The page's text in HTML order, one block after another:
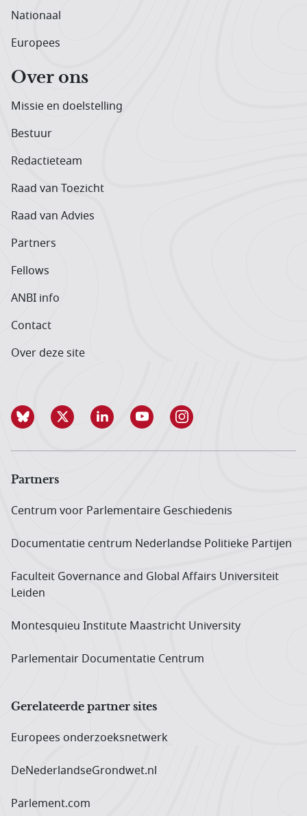
Nationaal
Europees
Over ons
Missie en doelstelling
Bestuur
Redactieteam
Raad van Toezicht
Raad van Advies
Partners
Fellows
ANBI info
Contact
Over deze site
Partners
Centrum voor Parlementaire Geschiedenis
Documentatie centrum Neder­landse Politieke Partijen
Faculteit Governance and Global Affairs Universiteit
Leiden
Montesquieu Institute Maastricht University
Parlementair Documentatie Centrum
Gerelateerde partner sites
Europees onderzoeks­netwerk
DeNederlandseGrondwet.nl
Parlement.com